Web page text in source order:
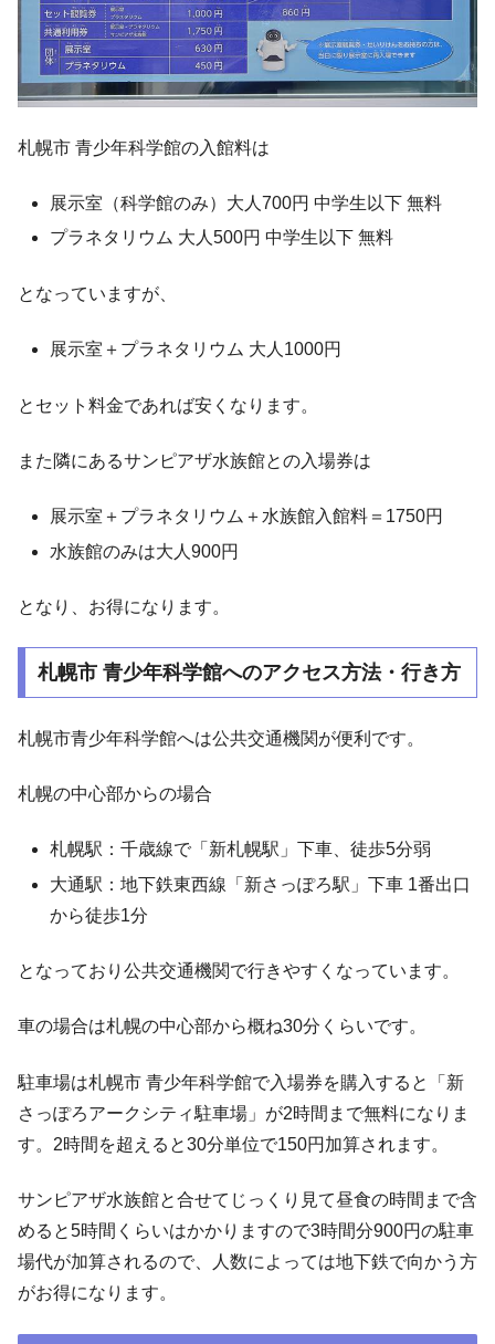
札幌市 青少年科学館の入館料は
展示室（科学館のみ）大人700円 中学生以下 無料
プラネタリウム 大人500円 中学生以下 無料
となっていますが、
展示室＋プラネタリウム 大人1000円
とセット料金であれば安くなります。
また隣にあるサンピアザ水族館との入場券は
展示室＋プラネタリウム＋水族館入館料＝1750円
水族館のみは大人900円
となり、お得になります。
札幌市 青少年科学館へのアクセス方法・行き方
札幌市青少年科学館へは公共交通機関が便利です。
札幌の中心部からの場合
札幌駅：千歳線で「新札幌駅」下車、徒歩5分弱
大通駅：地下鉄東西線「新さっぽろ駅」下車 1番出口
から徒歩1分
となっており公共交通機関で行きやすくなっています。
車の場合は札幌の中心部から概ね30分くらいです。
駐車場は札幌市 青少年科学館で入場券を購入すると「新
さっぽろアークシティ駐車場」が2時間まで無料になりま
す。2時間を超えると30分単位で150円加算されます。
サンピアザ水族館と合せてじっくり見て昼食の時間まで含
めると5時間くらいはかかりますので3時間分900円の駐車
場代が加算されるので、人数によっては地下鉄で向かう方
がお得になります。